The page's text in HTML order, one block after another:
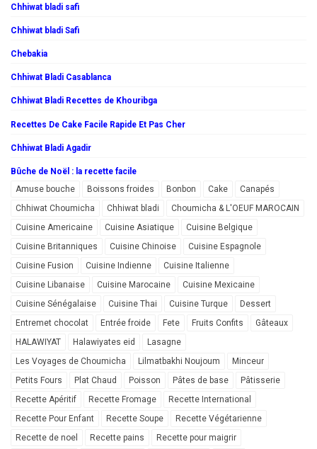
Chhiwat bladi safi
Chhiwat bladi Safi
Chebakia
Chhiwat Bladi Casablanca
Chhiwat Bladi Recettes de Khouribga
Recettes De Cake Facile Rapide Et Pas Cher
Chhiwat Bladi Agadir
Bûche de Noël : la recette facile
Amuse bouche
Boissons froides Bonbon Cake
Canapés
Chhiwat Choumicha
Chhiwat bladi
Choumicha & L'OEUF MAROCAIN
Cuisine Americaine
Cuisine Asiatique
Cuisine Belgique
Cuisine Britanniques
Cuisine Chinoise
Cuisine Espagnole
Cuisine Fusion
Cuisine Indienne
Cuisine Italienne
Cuisine Libanaise
Cuisine Marocaine
Cuisine Mexicaine
Cuisine Sénégalaise
Cuisine Thai Cuisine Turque
Dessert
Entremet chocolat
Entrée froide Fete Fruits Confits
Gâteaux
HALAWIYAT
Halawiyates eid
Lasagne
Les Voyages de Choumicha
Lilmatbakhi Noujoum
Minceur
Petits Fours
Plat Chaud Poisson Pâtes de base
Pâtisserie
Recette Apéritif
Recette Fromage
Recette International
Recette Pour Enfant
Recette Soupe
Recette Végétarienne
Recette de noel
Recette pains Recette pour maigrir